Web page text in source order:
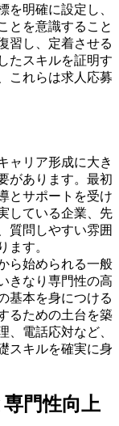
を明確に設定し、
とを意識すること
習し、定着させる
たスキルを証明す
これらは求人応募
ャリア形成に大き
があります。最初
とサポートを受け
している企業、先
質問しやすい雰囲
ます。
ら始められる一般
きなり専門性の高
基本を身につける
るための土台を築
、電話応対など、
スキルを確実に身
門性向上